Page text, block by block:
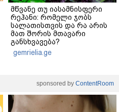
მწვანე თუ იასამნისფერი
რეჰანი: რომელი ჯობს
სალათისთვის და რა არის
მათ შორის მთავარი
განსხვავება?
gemrielia.ge
sponsored by ContentRoom